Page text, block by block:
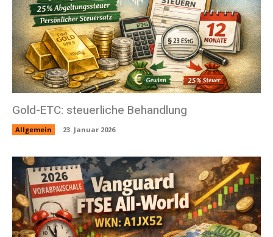
Gold-ETC: steuerliche Behandlung
Allgemein 23. Januar 2026